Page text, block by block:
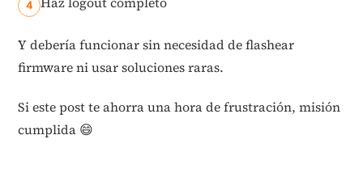
Y debería funcionar sin necesidad de flashear
firmware ni usar soluciones raras.
Si este post te ahorra una hora de frustración, misión
cumplida 😄